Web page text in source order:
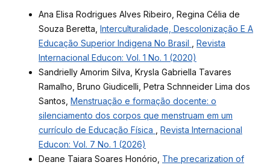
Ana Elisa Rodrigues Alves Ribeiro, Regina Célia de
Souza Beretta, Interculturalidade, Descolonização E A
Educação Superior Indigena No Brasil
Revista
Internacional Educon: Vol. 1 No. 1 (2020)
Sandrielly Amorim Silva, Krysla Gabriella Tavares
Ramalho, Bruno Giudicelli, Petra Schnneider Lima dos
Santos, Menstruação e formação docente: o
silenciamento dos corpos que menstruam em um
currículo de Educação Física
Revista Internacional
Educon: Vol. 7 No. 1 (2026)
Deane Taiara Soares Honório, The precarization of